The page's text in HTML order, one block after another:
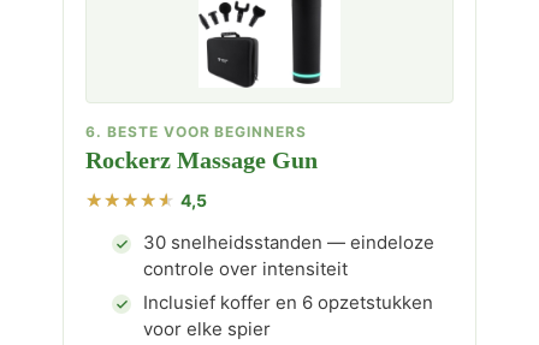
6. BESTE VOOR BEGINNERS
Rockerz Massage Gun
4,5
30 snelheidsstanden — eindeloze
controle over intensiteit
Inclusief koffer en 6 opzetstukken
voor elke spier